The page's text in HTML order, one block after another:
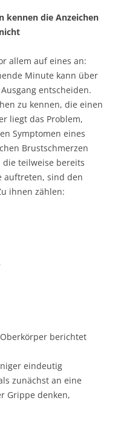
kennen die Anzeichen
allem auf eines an:
Minute kann über
entscheiden.
zu kennen, die einen
liegt das Problem,
Symptomen eines
Brustschmerzen
teilweise bereits
auftreten, sind den
ihnen zählen:
berichtet
eindeutig
zunächst an eine
Grippe denken,